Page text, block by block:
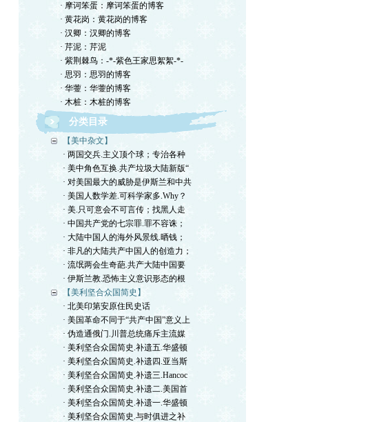
· 摩诃笨蛋：摩诃笨蛋的博客
· 黄花岗：黄花岗的博客
· 汉卿：汉卿的博客
· 芹泥：芹泥
· 紫荆棘鸟：-*-紫色王家思絮絮-*-
· 思羽：思羽的博客
· 华蓥：华蓥的博客
· 木桩：木桩的博客
分类目录
【美中杂文】
· 两国交兵.主义顶个球；专治各种
· 美中角色互换.共产垃圾大陆新版“
· 对美国最大的威胁是伊斯兰和中共
· 美国人数学差.可科学家多.Why？
· 美.只可意会不可言传；找黑人走
· 中国共产党的七宗罪.罪不容诛；
· 大陆中国人的海外风景线.晒钱；
· 非凡的大陆共产中国人的创造力；
· 流氓两会生奇葩.共产大陆中国要
· 伊斯兰教.恐怖主义意识形态的根
【美利坚合众国简史】
· 北美印第安原住民史话
· 美国革命不同于“共产中国”意义上
· 伪造通俄门.川普总统痛斥主流媒
· 美利坚合众国简史.补遗五.华盛顿
· 美利坚合众国简史.补遗四.亚当斯
· 美利坚合众国简史.补遗三.Hancoc
· 美利坚合众国简史.补遗二.美国首
· 美利坚合众国简史.补遗一.华盛顿
· 美利坚合众国简史.与时俱进之补